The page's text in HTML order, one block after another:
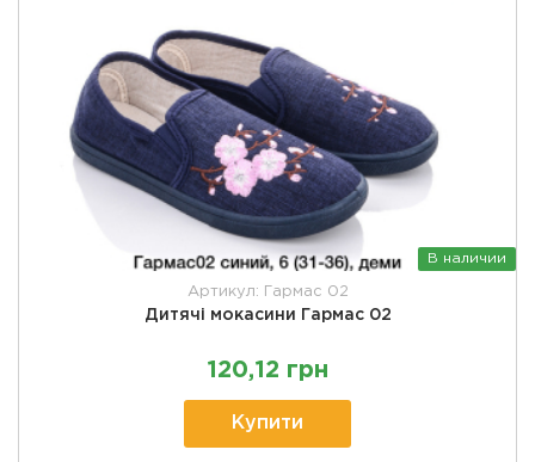
В наличии
Артикул: Гармас 02
Дитячі мокасини Гармас 02
120,12 грн
Купити